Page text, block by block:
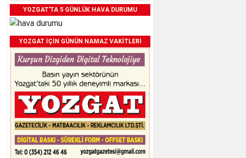
YOZGAT'TA 5 GÜNLÜK HAVA DURUMU
YOZGAT İÇİN GÜNÜN NAMAZ VAKİTLERİ